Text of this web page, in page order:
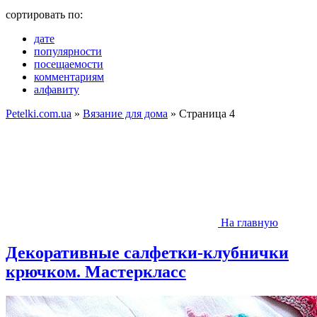
сортировать по:
дате
популярности
посещаемости
комментариям
алфавиту
Petelki.com.ua » Вязание для дома » Страница 4
На главную
Декоративные салфетки-клубнички
крючком. Мастеркласс